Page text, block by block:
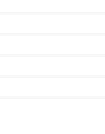
活かしている
境対策を理解し、実践している